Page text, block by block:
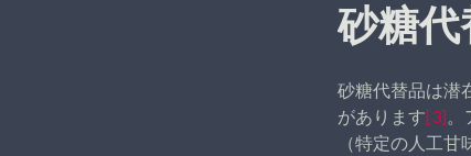
砂糖
砂糖代替品は潜
があります[3]
（特定の人工